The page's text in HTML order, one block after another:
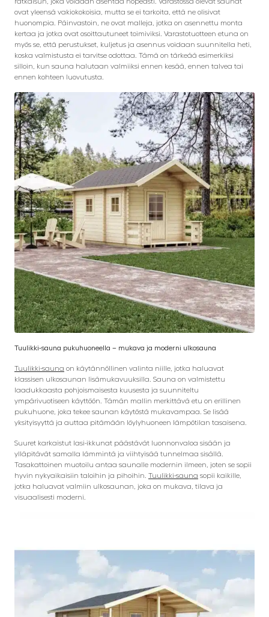
ovat yleensä vakiokokoisia, mutta se ei tarkoita, että ne olisivat
huonompia. Päinvastoin, ne ovat malleja, jotka on asennettu monta
kertaa ja jotka ovat osoittautuneet toimiviksi. Varastotuotteen etuna on
myös se, että perustukset, kuljetus ja asennus voidaan suunnitella heti,
koska valmistusta ei tarvitse odottaa. Tämä on tärkeää esimerkiksi
silloin, kun sauna halutaan valmiiksi ennen kesää, ennen talvea tai
ennen kohteen luovutusta.
Tuulikki-sauna pukuhuoneella – mukava ja moderni ulkosauna
Tuulikki-sauna on käytännöllinen valinta niille, jotka haluavat
klassisen ulkosaunan lisämukavuuksilla. Sauna on valmistettu
laadukkaasta pohjoismaisesta kuusesta ja suunniteltu
ympärivuotiseen käyttöön. Tämän mallin merkittävä etu on erillinen
pukuhuone, joka tekee saunan käytöstä mukavampaa. Se lisää
yksityisyyttä ja auttaa pitämään löylyhuoneen lämpötilan tasaisena.
Suuret karkaistut lasi-ikkunat päästävät luonnonvaloa sisään ja
ylläpitävät samalla lämmintä ja viihtyisää tunnelmaa sisällä.
Tasakattoinen muotoilu antaa saunalle modernin ilmeen, joten se sopii
hyvin nykyaikaisiin taloihin ja pihoihin. Tuulikki-sauna sopii kaikille,
jotka haluavat valmiin ulkosaunan, joka on mukava, tilava ja
visuaalisesti moderni.